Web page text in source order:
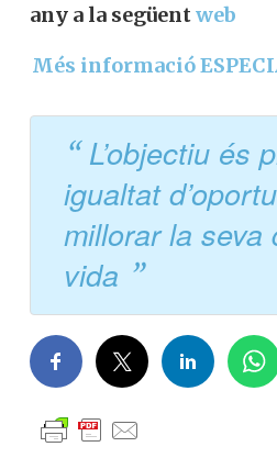
any a la següentweb
Més informació
L’objectiu és
igualtat
millorar la seva
vida